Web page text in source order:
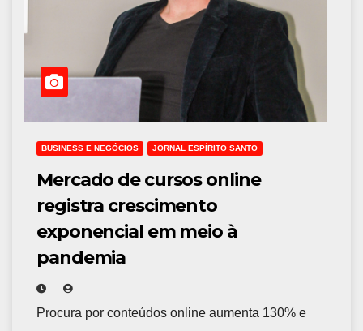
BUSINESS E NEGÓCIOS JORNAL ESPÍRITO SANTO
Mercado de cursos online
registra crescimento
exponencial em meio à
pandemia
Procura por conteúdos online aumenta 130% e